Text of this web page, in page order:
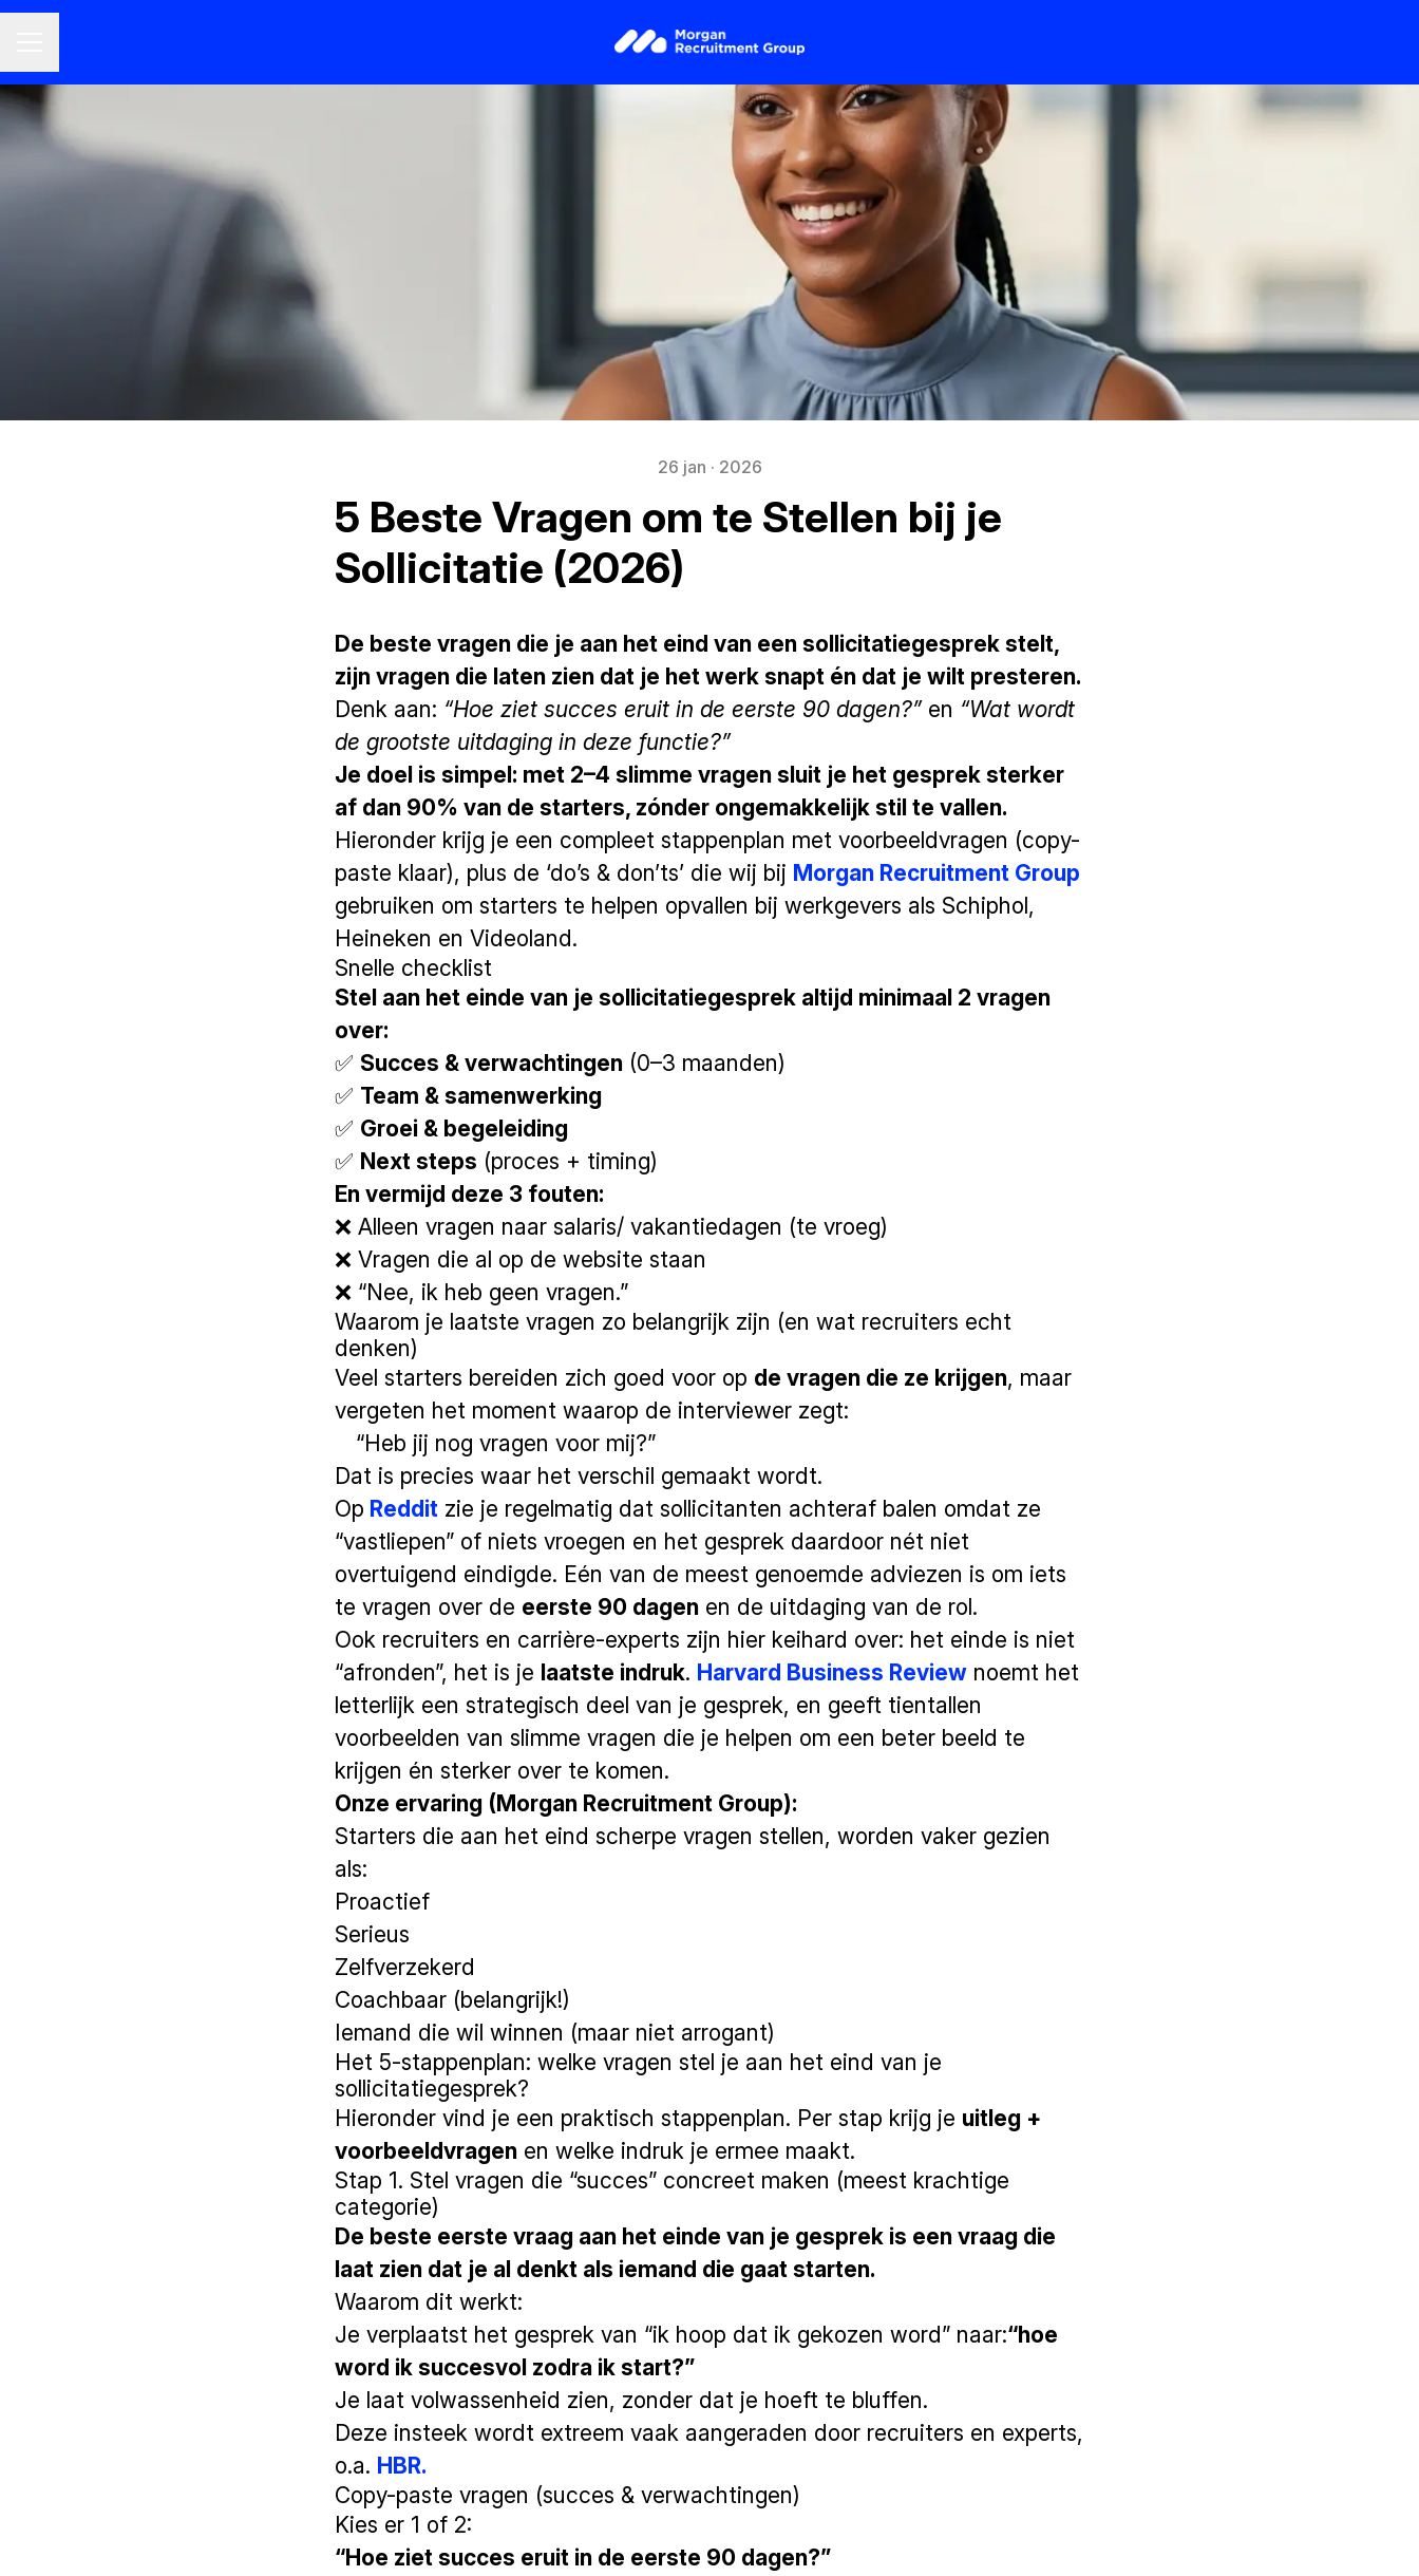
26 jan · 2026
5 Beste Vragen om te Stellen bij je
Sollicitatie (2026)
De beste vragen die je aan het eind van een sollicitatiegesprek stelt,
zijn vragen die laten zien dat je het werk snapt én dat je wilt presteren.
Denk aan: “Hoe ziet succes eruit in de eerste 90 dagen?”en “Wat wordt
de grootste uitdaging in deze functie?”
Je doel is simpel: met 2–4 slimme vragen sluit je het gesprek sterker
af dan 90% van de starters, zónder ongemakkelijk stil te vallen.
Hieronder krijg je een compleet stappenplan met voorbeeldvragen (copy-
paste klaar), plus de ‘do’s & don’ts’ die wij bij Morgan Recruitment Group
gebruiken om starters te helpen opvallen bij werkgevers als Schiphol,
Heineken en Videoland.
Snelle checklist
Stel aan het einde van je sollicitatiegesprek altijd minimaal 2 vragen
over:
✅ Succes & verwachtingen (0–3 maanden)
✅ Team & samenwerking
✅ Groei & begeleiding
✅ Next steps (proces + timing)
En vermijd deze 3 fouten:
❌ Alleen vragen naar salaris/ vakantiedagen (te vroeg)
❌ Vragen die al op de website staan
❌ “Nee, ik heb geen vragen.”
Waarom je laatste vragen zo belangrijk zijn (en wat recruiters echt
denken)
Veel starters bereiden zich goed voor op de vragen die ze krijgen, maar
vergeten het moment waarop de interviewer zegt:
“Heb jij nog vragen voor mij?”
Dat is precies waar het verschil gemaakt wordt.
Op Reddit zie je regelmatig dat sollicitanten achteraf balen omdat ze
“vastliepen” of niets vroegen en het gesprek daardoor nét niet
overtuigend eindigde. Eén van de meest genoemde adviezen is om iets
te vragen over de eerste 90 dagen en de uitdaging van de rol.
Ook recruiters en carrière-experts zijn hier keihard over: het einde is niet
“afronden”, het is je laatste indruk. Harvard Business Review noemt het
letterlijk een strategisch deel van je gesprek, en geeft tientallen
voorbeelden van slimme vragen die je helpen om een beter beeld te
krijgen én sterker over te komen.
Onze ervaring (Morgan Recruitment Group):
Starters die aan het eind scherpe vragen stellen, worden vaker gezien
als:
Proactief
Serieus
Zelfverzekerd
Coachbaar (belangrijk!)
Iemand die wil winnen (maar niet arrogant)
Het 5-stappenplan: welke vragen stel je aan het eind van je
sollicitatiegesprek?
Hieronder vind je een praktisch stappenplan. Per stap krijg je uitleg +
voorbeeldvragen en welke indruk je ermee maakt.
Stap 1. Stel vragen die “succes” concreet maken (meest krachtige
categorie)
De beste eerste vraag aan het einde van je gesprek is een vraag die
laat zien dat je al denkt als iemand die gaat starten.
Waarom dit werkt:
Je verplaatst het gesprek van “ik hoop dat ik gekozen word” naar:“hoe
word ik succesvol zodra ik start?”
Je laat volwassenheid zien, zonder dat je hoeft te bluffen.
Deze insteek wordt extreem vaak aangeraden door recruiters en experts,
o.a. HBR.
Copy-paste vragen (succes & verwachtingen)
Kies er 1 of 2:
“Hoe ziet succes eruit in de eerste 90 dagen?”